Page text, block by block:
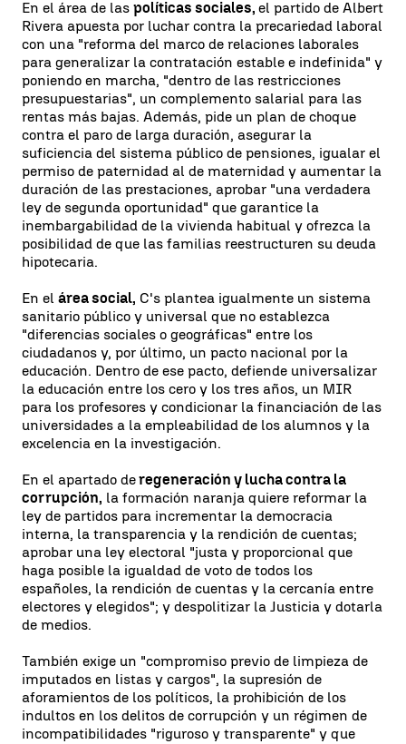
En el área de las políticas sociales, el partido de Albert
Rivera apuesta por luchar contra la precariedad laboral
con una "reforma del marco de relaciones laborales
para generalizar la contratación estable e indefinida" y
poniendo en marcha, "dentro de las restricciones
presupuestarias", un complemento salarial para las
rentas más bajas. Además, pide un plan de choque
contra el paro de larga duración, asegurar la
suficiencia del sistema público de pensiones, igualar el
permiso de paternidad al de maternidad y aumentar la
duración de las prestaciones, aprobar "una verdadera
ley de segunda oportunidad" que garantice la
inembargabilidad de la vivienda habitual y ofrezca la
posibilidad de que las familias reestructuren su deuda
hipotecaria.
En el área social, C's plantea igualmente un sistema
sanitario público y universal que no establezca
"diferencias sociales o geográficas" entre los
ciudadanos y, por último, un pacto nacional por la
educación. Dentro de ese pacto, defiende universalizar
la educación entre los cero y los tres años, un MIR
para los profesores y condicionar la financiación de las
universidades a la empleabilidad de los alumnos y la
excelencia en la investigación.
En el apartado deregeneración y lucha contra la
corrupción, la formación naranja quiere reformar la
ley de partidos para incrementar la democracia
interna, la transparencia y la rendición de cuentas;
aprobar una ley electoral "justa y proporcional que
haga posible la igualdad de voto de todos los
españoles, la rendición de cuentas y la cercanía entre
electores y elegidos"; y despolitizar la Justicia y dotarla
de medios.
También exige un "compromiso previo de limpieza de
imputados en listas y cargos", la supresión de
aforamientos de los políticos, la prohibición de los
indultos en los delitos de corrupción y un régimen de
incompatibilidades "riguroso y transparente" y que